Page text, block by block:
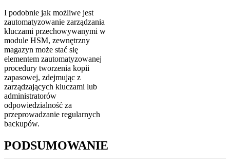
I podobnie jak możliwe jest
zautomatyzowanie zarządzania
kluczami przechowywanymi w
module HSM, zewnętrzny
magazyn może stać się
elementem zautomatyzowanej
procedury tworzenia kopii
zapasowej, zdejmując z
zarządzających kluczami lub
administratorów
odpowiedzialność za
przeprowadzanie regularnych
backupów.
PODSUMOWANIE